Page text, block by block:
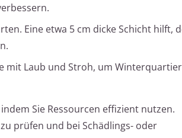
Eine etwa 5 cm dicke Schicht hilft,
mit Laub und Stroh, um
Sie Ressourcen effizient nutzen.
prüfen und bei Schädlings- oder